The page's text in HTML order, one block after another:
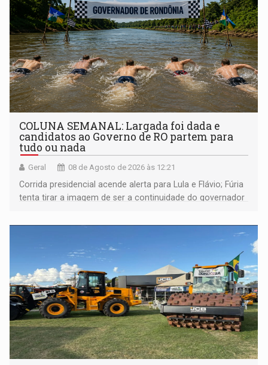
COLUNA SEMANAL: Largada foi dada e
candidatos ao Governo de RO partem para
tudo ou nada
Geral 08 de Agosto de 2026 às 12:21
Corrida presidencial acende alerta para Lula e Flávio; Fúria
tenta tirar a imagem de ser a continuidade do governador
não ter entrado no modo eleição; ABAV faz evento em